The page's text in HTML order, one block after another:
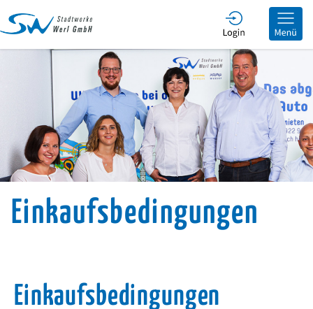
Einkaufsbedingungen
Einkaufsbedingungen